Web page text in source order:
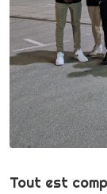
Tout est